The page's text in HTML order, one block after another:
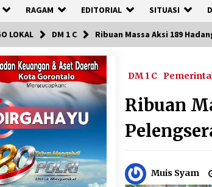
RAGAM EDITORIAL SITUASI
LOKAL DM 1 C Ribuan Massa Aksi 189
DM 1 C
Ribuan
Muis Syam